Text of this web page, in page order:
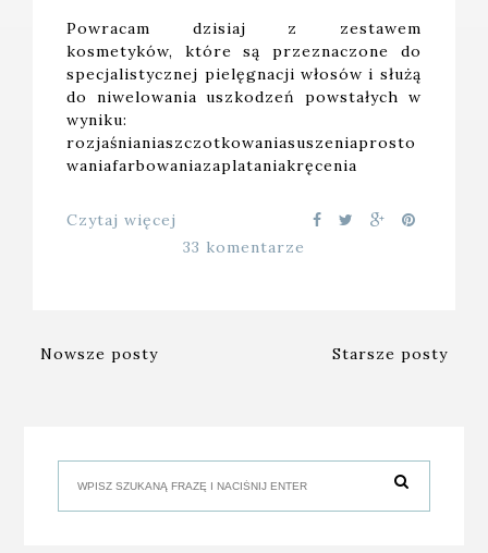
Powracam dzisiaj z zestawem
kosmetyków, które są przeznaczone do
specjalistycznej pielęgnacji włosów i służą
do niwelowania uszkodzeń powstałych w
wyniku:
rozjaśnianiaszczotkowaniasuszeniaprosto
waniafarbowaniazaplataniakręcenia
Czytaj więcej
33 komentarze
Nowsze posty Starsze posty